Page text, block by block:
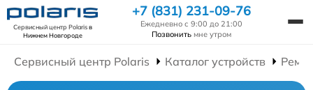
Сервисный центр Polarisв
Нижнем Новгороде
+7 (831) 231-09-76
Ежедневно с 9:00 до 21:00
Позвонить мне утром
Сервисный центр Polaris Каталог устройств